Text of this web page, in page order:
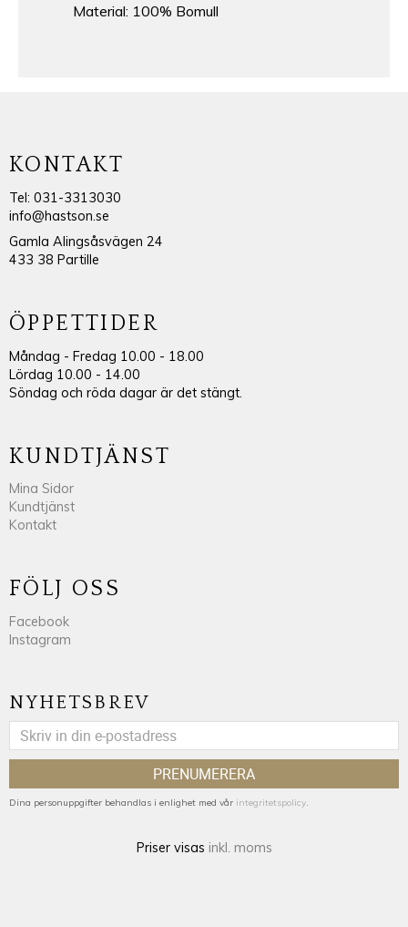
Material: 100% Bomull
KONTAKT
Tel: 031-3313030
info@hastson.se
Gamla Alingsåsvägen 24
433 38 Partille
ÖPPETTIDER
Måndag - Fredag 10.00 - 18.00
Lördag 10.00 - 14.00
Söndag och röda dagar är det stängt.
KUNDTJÄNST
Mina Sidor
Kundtjänst
Kontakt
FÖLJ OSS
Facebook
Instagram
NYHETSBREV
PRENUMERERA
Dina personuppgifter behandlas i enlighet med vår integritetspolicy.
Priser visas inkl. moms